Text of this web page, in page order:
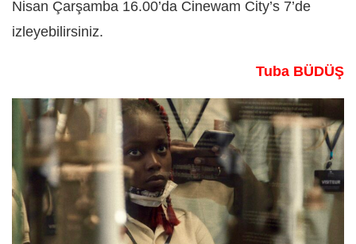
Nisan Çarşamba 16.00’da Cinewam City’s 7’de
izleyebilirsiniz.
Tuba BÜDÜŞ